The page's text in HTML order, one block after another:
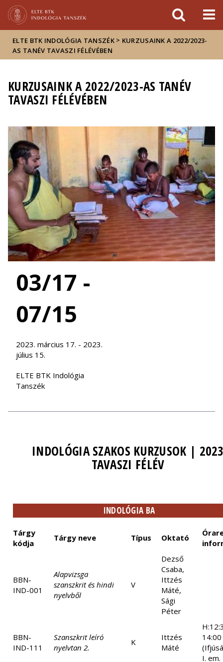
sajtóban
ELTE BTK INDOLÓGIA TANSZÉK > KURZUSAINK A 2022/2023-
AS TANÉV TAVASZI FÉLÉVÉBEN
KURZUSAINK A 2022/2023-AS TANÉV
TAVASZI FÉLÉVÉBEN
03/17 -
07/15
2023. március 17. - 2023.
július 15.
ELTE BTK Indológia
Tanszék
INDOLÓGIA SZAKOS KURZUSOK |
TAVASZI FÉLÉV
INDOLÓGIA BA
Tárgy
kódja
Tárgy neve Típus Oktató
BBN-
IND-001
Alapvizsga
szanszkrit és hindi
nyelvből
V
Dezső
Csaba,
Ittzés
Máté,
Sági
Péter
BBN-
IND-111
Szanszkrit leíró
nyelvtan 2.
K
Ittzés
Máté
14:00
I.